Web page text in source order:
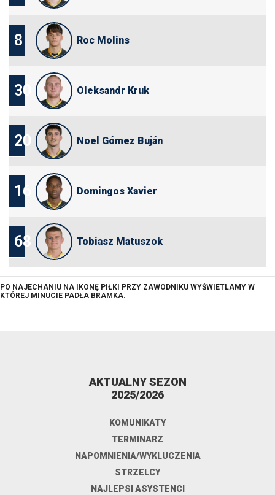
8 Roc Molins
30 Oleksandr Kruk
20 Noel Gómez Buján
16 Domingos Xavier
68 Tobiasz Matuszok
PO NAJECHANIU NA IKONĘ PIŁKI PRZY ZAWODNIKU WYŚWIETLAMY W
KTÓREJ MINUCIE PADŁA BRAMKA.
AKTUALNY SEZON
2025/2026
KOMUNIKATY
TERMINARZ
NAPOMNIENIA/WYKLUCZENIA
STRZELCY
NAJLEPSI ASYSTENCI